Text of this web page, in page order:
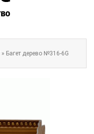
» Багет дерево №316-6G